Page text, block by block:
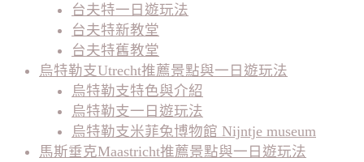
台夫特一日遊玩法
台夫特新教堂
台夫特舊教堂
烏特勒支Utrecht推薦景點與一日遊玩法
烏特勒支特色與介紹
烏特勒支一日遊玩法
烏特勒支米菲兔博物館 Nijntje museum
馬斯垂克Maastricht推薦景點與一日遊玩法